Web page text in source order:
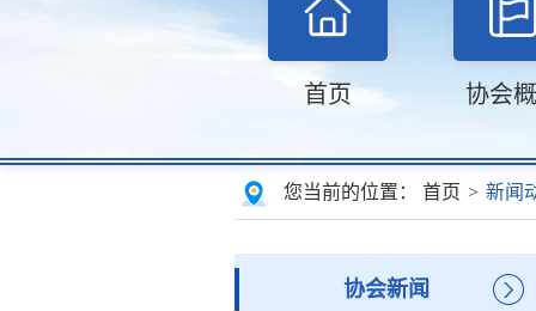
首页 协会
您当前的位置： 首页 > 新闻
协会新闻